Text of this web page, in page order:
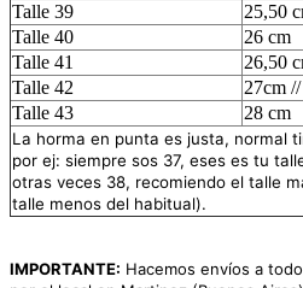
Talle 39
25,50
Talle 40
26 cm
Talle 41
26,50
Talle 42
27cm
Talle 43
28 cm
La horma en punta es justa, normal
por ej: siempre sos 37, eses es tu
otras veces 38, recomiendo el talle
talle menos del habitual).
IMPORTANTE: Hacemos envíos a